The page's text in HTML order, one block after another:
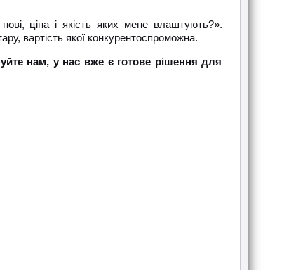
ціна і якість яких мене влаштують?».
вартість якої конкурентоспроможна.
нам, у нас вже є готове рішення для